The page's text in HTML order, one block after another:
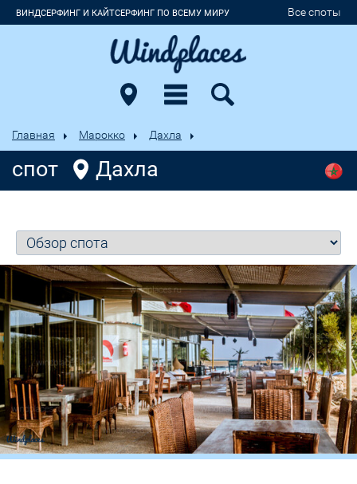
ВИНДСЕРФИНГ И КАЙТСЕРФИНГ ПО ВСЕМУ МИРУ Все споты
Главная Марокко Дахла
спот Дахла